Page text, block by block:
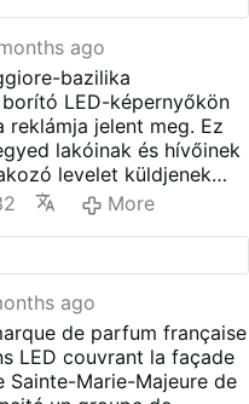
ago
bazilika
LED-képernyőkön
jelent meg. Ez
lakóinak és hívőinek
levelet küldjenek
amelyben bírálták a
A
megkezdett restaurálási
el. Akkor a Vatikán
a reklámbevételek
költségeket a jubileum
More
ago
de parfum française
LED couvrant la façade
Sainte-Marie-Majeure de